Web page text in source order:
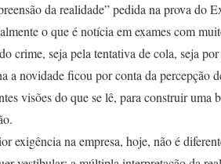
da realidade” pedida na prova do
o que é notícia em exames com
crime, seja pela tentativa de cola, seja
a novidade ficou por conta da percepção
visões do que se lê, para construir uma
exigência na empresa, hoje, não é